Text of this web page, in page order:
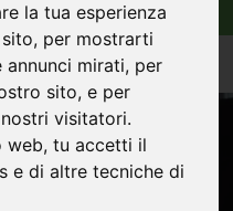
la tua esperienza
per mostrarti
mirati, per
sito, e per
visitatori.
web, tu accetti il
e di altre tecniche di